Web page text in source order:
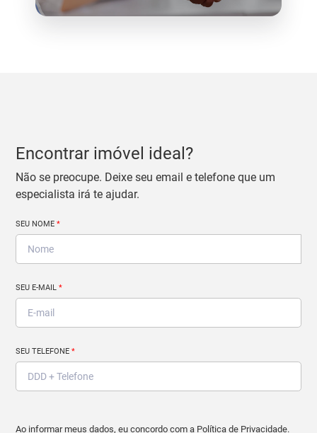
Encontrar imóvel ideal?
Não se preocupe. Deixe seu email e telefone que um
especialista irá te ajudar.
SEU NOME*
SEU E-MAIL*
SEU TELEFONE*
Ao informar meus dados, eu concordo com a Política de Privacidade.